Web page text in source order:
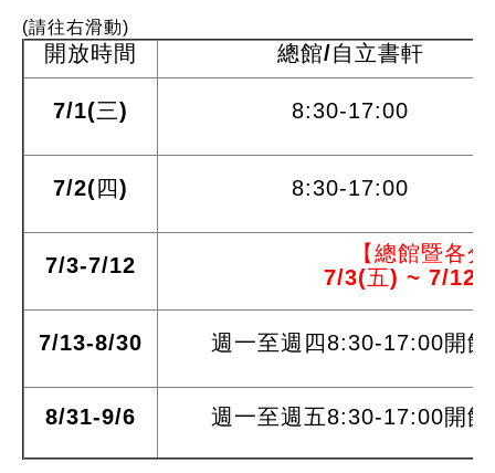
(請往右滑動)
開放時間 總館/自立書軒
7/1(三) 8:30-17:00
7/2(四) 8:30-17:00
7/3-7/12
【總館暨各
7/3(五) ~ 7/12(
7/13-8/30 週一至週四8:30-17:00開館
8/31-9/6 週一至週五8:30-17:00開館